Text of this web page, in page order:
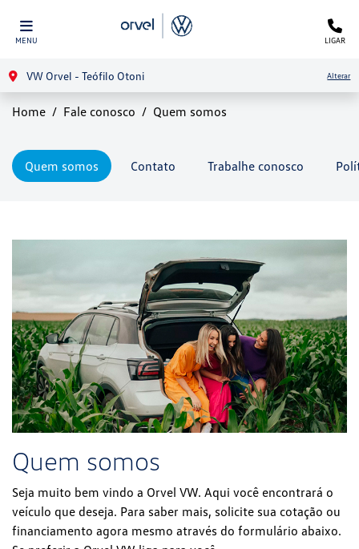
MENU LIGAR
VW Orvel - Teófilo Otoni Alterar
Home Fale conosco Quem somos
Contato
Quem somos Trabalhe conosco
Quem somos
Seja muito bem vindo a Orvel VW. Aqui você encontrará o
veículo que deseja. Para saber mais, solicite sua cotação ou
financiamento agora mesmo através do formulário abaixo.